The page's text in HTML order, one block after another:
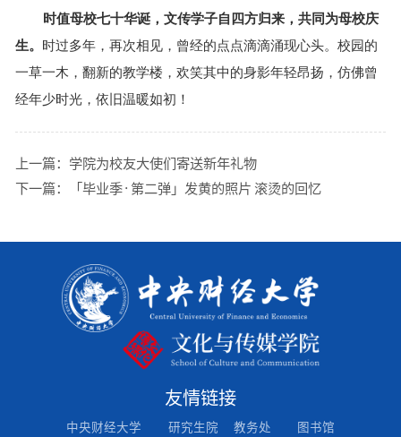
时值母校七十华诞，文传学子自四方归来，共同为母校庆
生。 时过多年，再次相见，曾经的点点滴滴涌现心头。校园的
一草一木，翻新的教学楼，欢笑其中的身影年轻昂扬，仿佛曾
经年少时光，依旧温暖如初！
上一篇： 学院为校友大使们寄送新年礼物
下一篇：
「毕业季·第二弹」发黄的照片 滚烫的回忆
友情链接
中央财经大学 研究生院 教务处 图书馆